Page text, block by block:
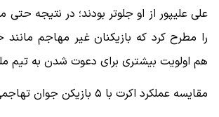
علی علیپور از او جلوتر بودند؛ در نتیجه
را مطرح کرد که بازیکنان غیر مهاجم مانند
هم اولویت بیشتری برای دعوت شدن به تیم
مقایسه عملکرد اکرت با ۵ بازیکن جوان تهاجمی دعوت نشده